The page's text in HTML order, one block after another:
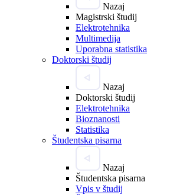
Nazaj
Magistrski študij
Elektrotehnika
Multimedija
Uporabna statistika
Doktorski študij
Nazaj
Doktorski študij
Elektrotehnika
Bioznanosti
Statistika
Študentska pisarna
Nazaj
Študentska pisarna
Vpis v študij